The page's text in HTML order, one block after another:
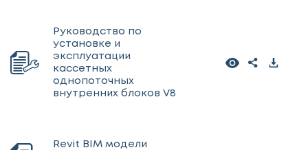
Руководство по
установке и
эксплуатации
кассетных
однопоточных
внутренних блоков V8
Revit BIM модели